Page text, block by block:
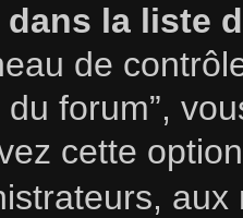
dans la liste
de
du forum”,
cette